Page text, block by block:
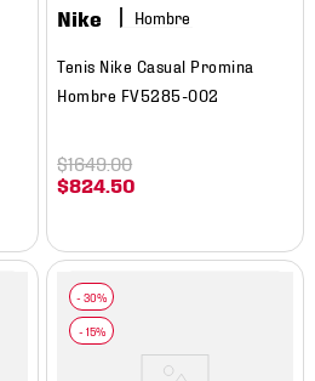
Nike Hombre
Tenis Nike Casual Promina
Hombre FV5285-002
$824 50
$1649.00